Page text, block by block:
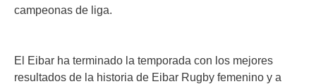
campeonas de liga.
El Eibar ha terminado la temporada con los mejores
resultados de la historia de Eibar Rugby femenino y a